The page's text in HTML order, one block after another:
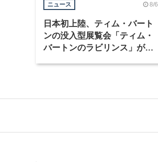
ニュース 8/6
日本初上陸、ティム・バート
ンの没入型展覧会「ティム・
バートンのラビリンス」が東